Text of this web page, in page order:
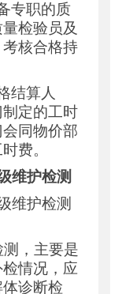
专职的质
检验员及
核合格持
结算人
定的工时
同物价部
费。
维护检测
维护检测
测，主要是
情况，应
诊断检